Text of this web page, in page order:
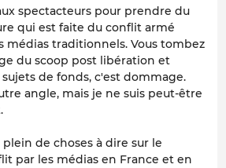
spectacteurs pour prendre du
qui est faite du conflit armé
médias traditionnels. Vous tombez
du scoop post libération et
de fonds, c'est dommage.
angle, mais je ne suis peut-être
plein de choses à dire sur le
par les médias en France et en